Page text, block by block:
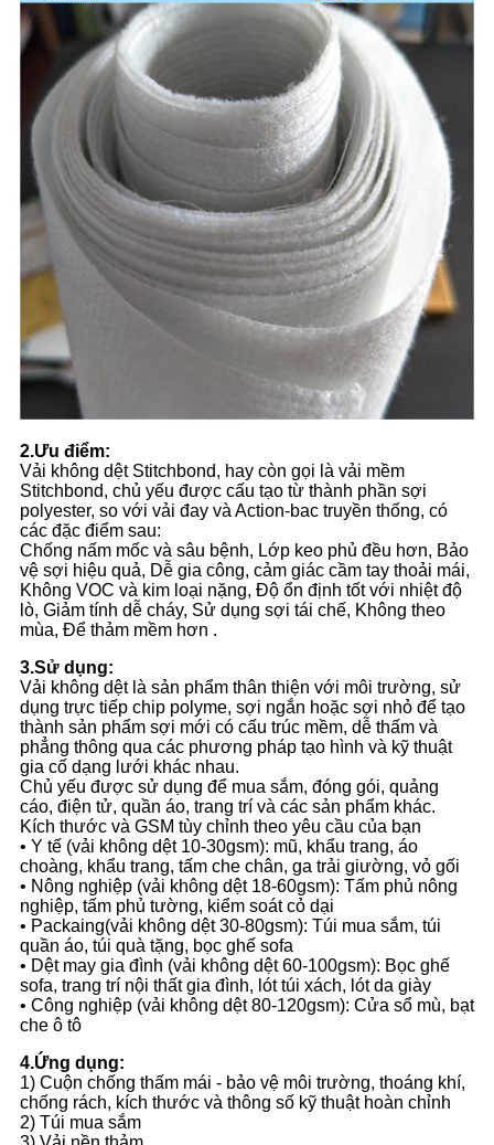
2.Ưu điểm:
Vải không dệt Stitchbond, hay còn gọi là vải mềm
Stitchbond, chủ yếu được cấu tạo từ thành phần sợi
polyester, so với vải đay và Action-bac truyền thống, có
các đặc điểm sau:
Chống nấm mốc và sâu bệnh, Lớp keo phủ đều hơn, Bảo
vệ sợi hiệu quả, Dễ gia công, cảm giác cầm tay thoải mái,
Không VOC và kim loại nặng, Độ ổn định tốt với nhiệt độ
lò, Giảm tính dễ cháy, Sử dụng sợi tái chế, Không theo
mùa, Để thảm mềm hơn .
3.Sử dụng:
Vải không dệt là sản phẩm thân thiện với môi trường, sử
dụng trực tiếp chip polyme, sợi ngắn hoặc sợi nhỏ để tạo
thành sản phẩm sợi mới có cấu trúc mềm, dễ thấm và
phẳng thông qua các phương pháp tạo hình và kỹ thuật
gia cố dạng lưới khác nhau.
Chủ yếu được sử dụng để mua sắm, đóng gói, quảng
cáo, điện tử, quần áo, trang trí và các sản phẩm khác.
Kích thước và GSM tùy chỉnh theo yêu cầu của bạn
• Y tế (vải không dệt 10-30gsm): mũ, khẩu trang, áo
choàng, khẩu trang, tấm che chân, ga trải giường, vỏ gối
• Nông nghiệp (vải không dệt 18-60gsm): Tấm phủ nông
nghiệp, tấm phủ tường, kiểm soát cỏ dại
• Packaing(vải không dệt 30-80gsm): Túi mua sắm, túi
quần áo, túi quà tặng, bọc ghế sofa
• Dệt may gia đình (vải không dệt 60-100gsm): Bọc ghế
sofa, trang trí nội thất gia đình, lót túi xách, lót da giày
• Công nghiệp (vải không dệt 80-120gsm): Cửa sổ mù, bạt
che ô tô
4.Ứng dụng:
1) Cuộn chống thấm mái - bảo vệ môi trường, thoáng khí,
chống rách, kích thước và thông số kỹ thuật hoàn chỉnh
2) Túi mua sắm